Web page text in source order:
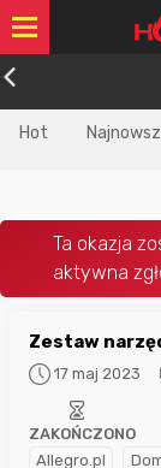
Hot
Zestaw
17 maj 2023
Allegro.pl
ZAKOŃCZONO